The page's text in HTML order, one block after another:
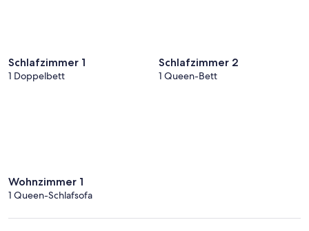
Schlafzimmer 1
1 Doppelbett
Schlafzimmer 2
1 Queen-Bett
Wohnzimmer 1
1 Queen-Schlafsofa